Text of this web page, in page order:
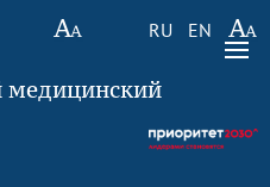
RU EN
медицинский